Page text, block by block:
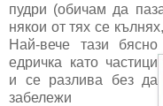
пудри (обичам да
някои от тях се
Най-вече тази
едричка като частици
и се разлива без да
забележи